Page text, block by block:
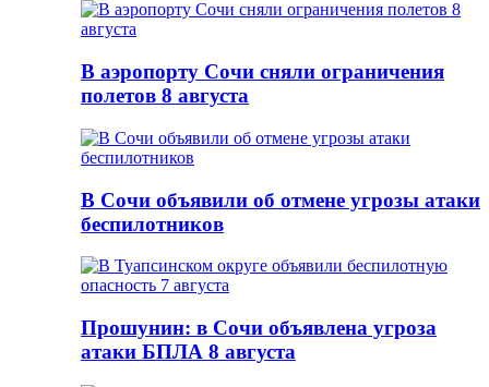
В аэропорту Сочи сняли ограничения
полетов 8 августа
В Сочи объявили об отмене угрозы атаки
беспилотников
Прошунин: в Сочи объявлена угроза
атаки БПЛА 8 августа